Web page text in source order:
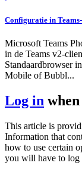
Configuratie in
Microsoft Teams
in de Teams v2-
Standaardbrowser
Mobile of Bubbl...
Log in
This article is
Information that
how to use certain
you will have to log